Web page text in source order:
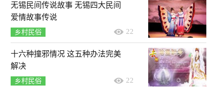
无锡民间传说故事 无锡四大民间
爱情故事传说
乡村民俗 22
十六种撞邪情况 这五种办法完美
解决
乡村民俗 22